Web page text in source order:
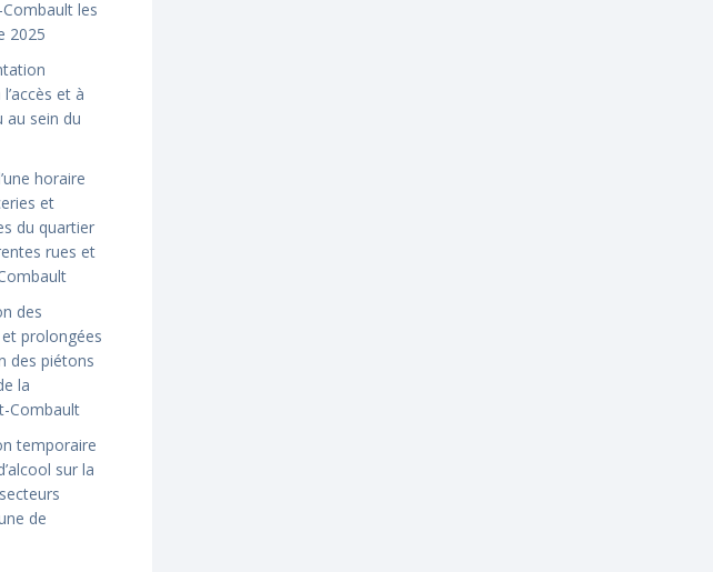
les
2025
et à
au sein du
horaire
et
du quartier
rues et
des
prolongées
des piétons
la
Combault
temporaire
sur la
de